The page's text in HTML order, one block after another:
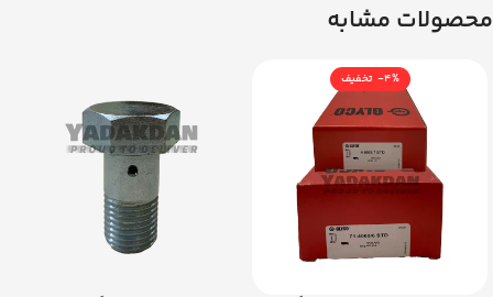
محصولات مشابه
-4%